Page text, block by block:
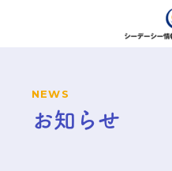
NEWS
お知らせ